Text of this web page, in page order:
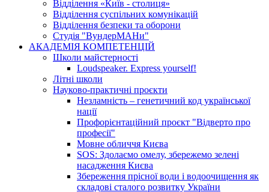
Відділення «Київ - столиця»
Відділення суспільних комунікацій
Відділення безпеки та оборони
Студія "ВундерМАНи"
АКАДЕМІЯ КОМПЕТЕНЦІЙ
Школи майстерності
Loudspeaker. Express yourself!
Літні школи
Науково-практичні проєкти
Незламність – генетичний код української
нації
Профорієнтаційний проєкт "Відверто про
професії"
Мовне обличчя Києва
SOS: Здолаємо омелу, збережемо зелені
насадження Києва
Збереження прісної води і водоочищення як
складові сталого розвитку України